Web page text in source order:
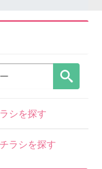
シを探す
ラシを探す